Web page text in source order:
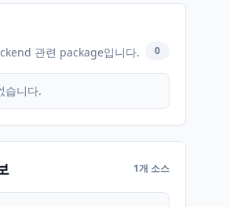
관련 package입니다. 0
습니다.
1개 소스